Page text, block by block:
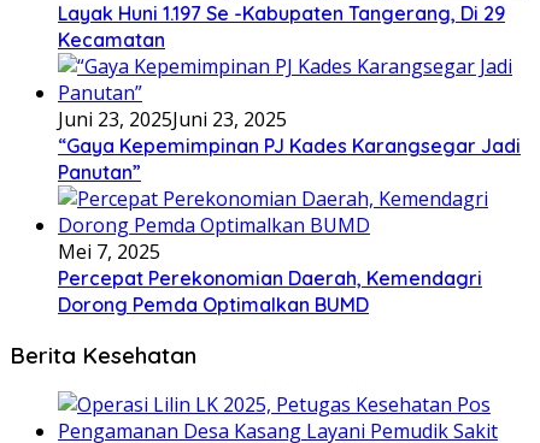
Layak Huni 1.197 Se -Kabupaten Tangerang, Di 29
Kecamatan
Juni 23, 2025Juni 23, 2025
“Gaya Kepemimpinan PJ Kades Karangsegar Jadi
Panutan”
Mei 7, 2025
Percepat Perekonomian Daerah, Kemendagri
Dorong Pemda Optimalkan BUMD
Berita Kesehatan